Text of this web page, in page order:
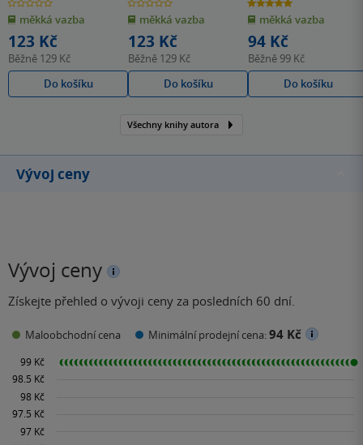
z
5
hvězdiček
měkká vazba
123 Kč
Běžně 129 Kč
Do košíku
z
5
hvězdiček
měkká vazba
123 Kč
Běžně 129 Kč
Do košíku
z
5
hvězdiček
měkká vazba
94 Kč
Běžně 99 Kč
Do košíku
Všechny knihy autora
Vývoj ceny
Vývoj ceny
Získejte přehled o vývoji ceny za posledních 60 dní.
Maloobchodní cena Minimální prodejní cena:94 Kč